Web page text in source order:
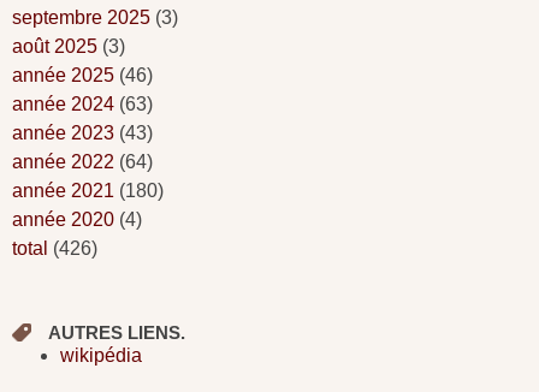
septembre 2025 (3)
août 2025 (3)
année 2025 (46)
année 2024 (63)
année 2023 (43)
année 2022 (64)
année 2021 (180)
année 2020 (4)
total (426)
AUTRES LIENS.
wikipédia